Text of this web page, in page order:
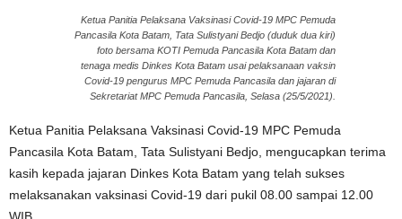
Ketua Panitia Pelaksana Vaksinasi Covid-19 MPC Pemuda
Pancasila Kota Batam, Tata Sulistyani Bedjo (duduk dua kiri)
foto bersama KOTI Pemuda Pancasila Kota Batam dan
tenaga medis Dinkes Kota Batam usai pelaksanaan vaksin
Covid-19 pengurus MPC Pemuda Pancasila dan jajaran di
Sekretariat MPC Pemuda Pancasila, Selasa (25/5/2021).
Ketua Panitia Pelaksana Vaksinasi Covid-19 MPC Pemuda
Pancasila Kota Batam, Tata Sulistyani Bedjo, mengucapkan terima
kasih kepada jajaran Dinkes Kota Batam yang telah sukses
melaksanakan vaksinasi Covid-19 dari pukil 08.00 sampai 12.00